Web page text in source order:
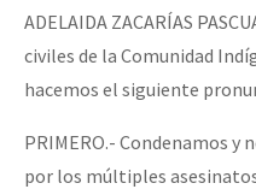
Medios Libres
COVID-19
ADELAIDA ZACARÍAS
civiles de la Comunidad
hacemos el siguiente
PRIMERO.- Condenamos
por los múltiples